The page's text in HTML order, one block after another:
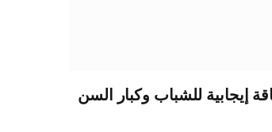
للشباب وكبار السن